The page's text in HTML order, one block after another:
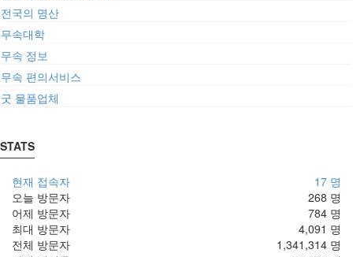
전국의 명산
무속대학
무속 정보
무속 편의서비스
굿 물품업체
STATS
17 명
현재 접속자
268 명
오늘 방문자
784 명
어제 방문자
4,091 명
최대 방문자
1,341,314 명
전체 방문자